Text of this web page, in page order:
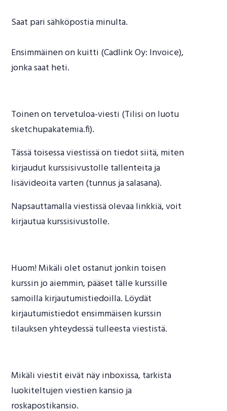
Saat pari sähköpostia minulta.
Ensimmäinen on kuitti (Cadlink Oy: Invoice),
jonka saat heti.
Toinen on tervetuloa-viesti (Tilisi on luotu
sketchupakatemia.fi).
Tässä toisessa viestissä on tiedot siitä, miten
kirjaudut kurssisivustolle tallenteita ja
lisävideoita varten (tunnus ja salasana).
Napsauttamalla viestissä olevaa linkkiä, voit
kirjautua kurssisivustolle.
Huom! Mikäli olet ostanut jonkin toisen
kurssin jo aiemmin, pääset tälle kurssille
samoilla kirjautumistiedoilla. Löydät
kirjautumistiedot ensimmäisen kurssin
tilauksen yhteydessä tulleesta viestistä.
Mikäli viestit eivät näy inboxissa, tarkista
luokiteltujen viestien kansio ja
roskapostikansio.